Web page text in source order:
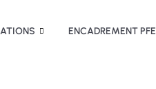
ENCADREMENT PFE